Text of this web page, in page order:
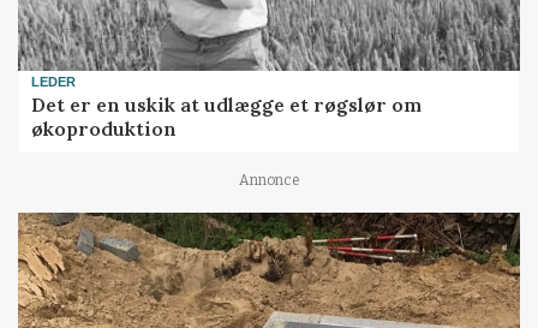
LEDER
Det er en uskik at udlægge et røgslør om
økoproduktion
Annonce